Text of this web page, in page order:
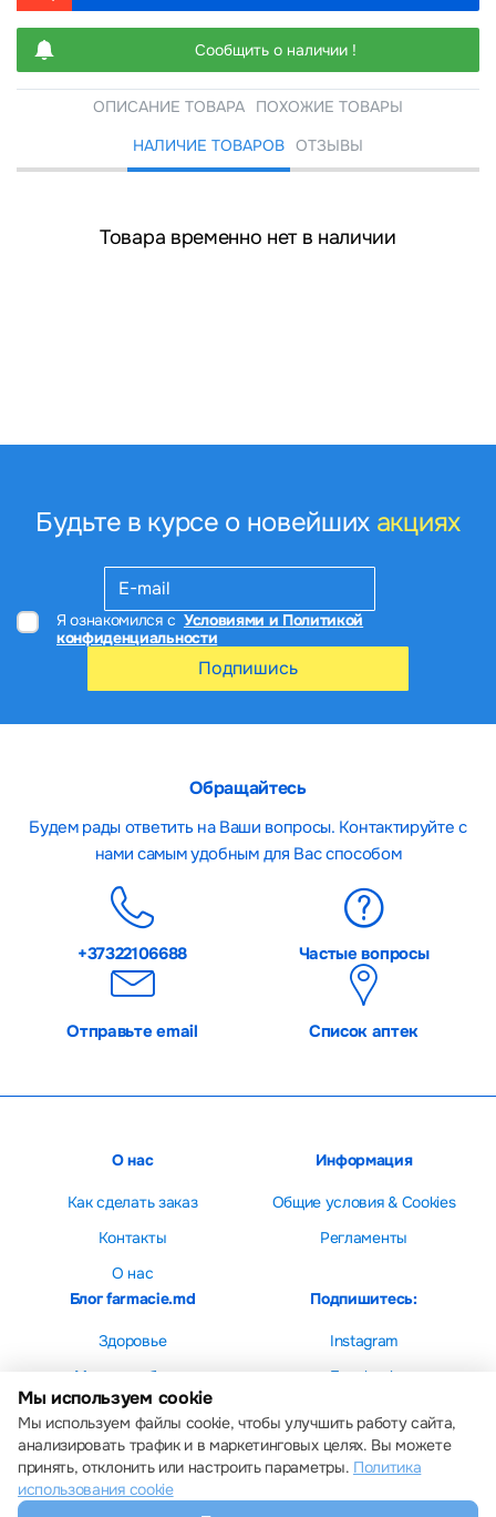
Сообщить о наличии !
ОПИСАНИЕ ТОВАРА
ПОХОЖИЕ ТОВАРЫ
НАЛИЧИЕ ТОВАРОВ ОТЗЫВЫ
Товара временно нет в наличии
Будьте в курсе о новейших акциях
Я ознакомился с Условиями и Политикой
конфиденциальности
Подпишись
Обращайтесь
Будем рады ответить на Ваши вопросы. Контактируйте с
нами самым удобным для Вас способом
+37322106688 Частые вопросы
Отправьте email Список аптек
О нас
Как сделать заказ
Контакты
О нас
Информация
Общие условия & Cookies
Регламенты
Блог farmacie.md
Здоровье
Мама и ребенок
Красота
Подпишитесь:
Instagram
Facebook
Мы используем cookie
Мы используем файлы cookie, чтобы улучшить работу сайта,
анализировать трафик и в маркетинговых целях. Вы можете
принять, отклонить или настроить параметры. Политика
использования cookie